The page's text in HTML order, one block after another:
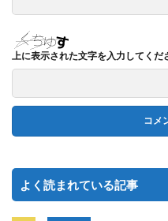
上に表示された文字を入力してくだ
よく読まれている記事